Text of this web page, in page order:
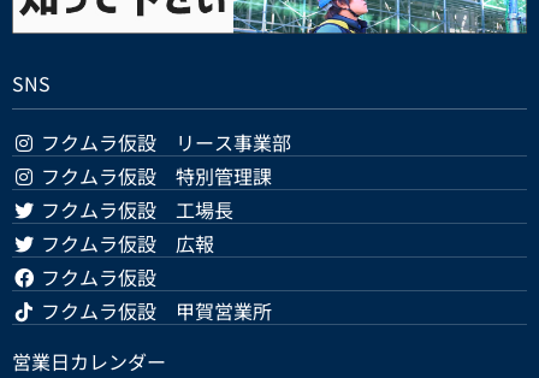
SNS
フクムラ仮設 リース事業部
フクムラ仮設 特別管理課
フクムラ仮設 工場長
フクムラ仮設 広報
フクムラ仮設
フクムラ仮設 甲賀営業所
営業日カレンダー